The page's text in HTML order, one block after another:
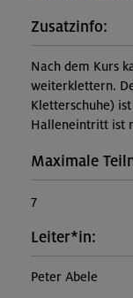
Zusatzinfo:
Nach dem Kurs
weiterklettern.
Kletterschuhe)
Halleneintritt ist
Maximale
7
Leiter*in:
Peter Abele